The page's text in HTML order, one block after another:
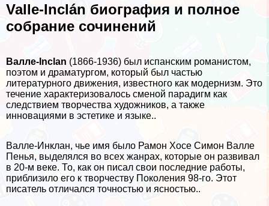
Valle-Inclán биография и полное
собрание сочинений
Валле-Inclan (1866-1936) был испанским романистом,
поэтом и драматургом, который был частью
литературного движения, известного как модернизм. Это
течение хаpaктеризовалось сменой парадигм как
следствием творчества художников, а также
инновациями в эстетике и языке..
Валле-Инклан, чье имя было Рамон Хосе Симон Валле
Пенья, выделялся во всех жанрах, которые он развивал
в 20-м веке. То, как он писал свои последние работы,
приблизило его к творчеству Поколения 98-го. Этот
писатель отличался точностью и ясностью..